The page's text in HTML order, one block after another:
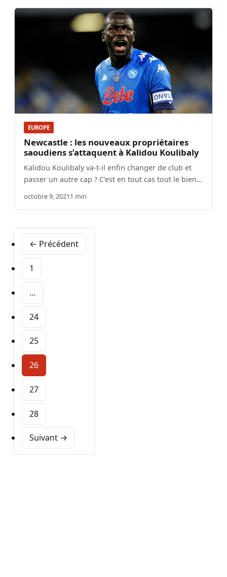
EUROPE
Newcastle : les nouveaux propriétaires
saoudiens s’attaquent à Kalidou Koulibaly
Kalidou Koulibaly va-t-il enfin changer de club et
passer un autre cap ? C’est en tout cas tout le bien…
octobre 9, 20211 min
← Précédent
1
…
24
25
26
27
28
Suivant →